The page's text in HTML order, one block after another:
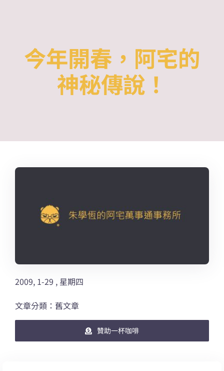
今年開春，阿宅的
神秘傳說！
2009, 1-29 , 星期四
文章分類：舊文章
贊助一杯咖啡